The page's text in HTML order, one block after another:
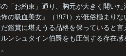
「お約束」通り、胸元が大きく開い
の吸血美女』（1971）が低俗極まり
鑑賞に堪えうる品格を保っていると
ンシュタイン伯爵をも圧倒する存在